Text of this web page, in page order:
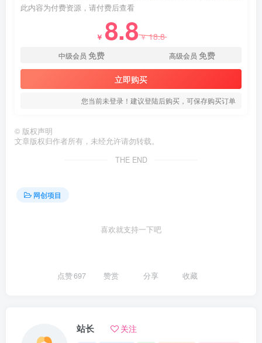
此内容为付费资源，请付费后查看
￥ 8.8￥18.8
中级会员 免费 高级会员 免费
立即购买
您当前未登录！建议登陆后购买，可保存购买订单
© 版权声明
文章版权归作者所有，未经允许请勿转载。
THE END
网创项目
喜欢就支持一下吧
点赞697 赞赏 分享 收藏
站长 关注